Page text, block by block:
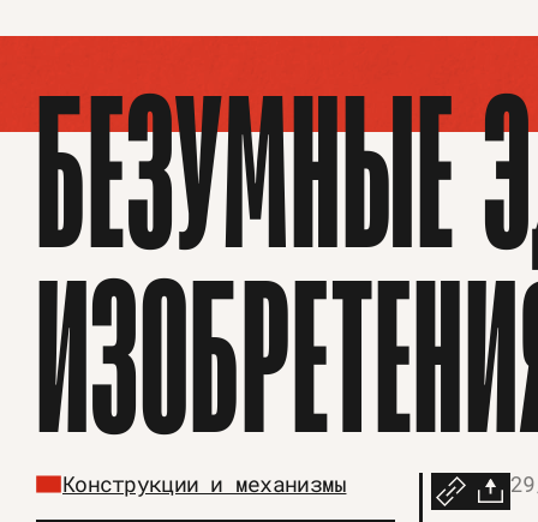
БЕЗУМНЫЕ
Конструкции и механизмы